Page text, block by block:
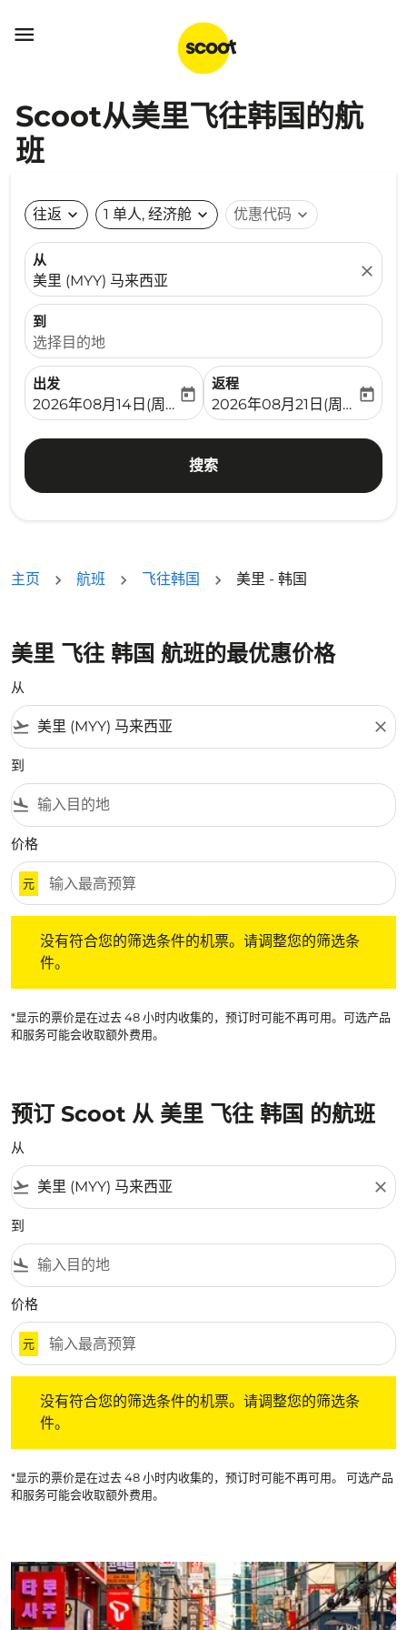

Scoot从美里飞往韩国的航
班
往返 expand_more 1 单人, 经济舱 expand_more 优惠代码 expand_more
从
美里 (MYY) 马来西亚
close
到
选择目的地
出发
fc-booking-departure-date-aria-label
2026年08月14日(周五)
today
返程
fc-booking-return-date-
2026年08月21日(周五)
today
搜索
主页 航班 飞往韩国 美里 - 韩国
美里 飞往 韩国 航班的最优惠价格
从
flight_takeoff close
到
flight_land
价格
元
没有符合您的筛选条件的机票。请调整您的筛选条
件。
*显示的票价是在过去 48 小时内收集的，预订时可能不再可用。可选产品
和服务可能会收取额外费用。
预订 Scoot 从 美里 飞往 韩国 的航班
从
flight_takeoff close
到
flight_land
价格
元
没有符合您的筛选条件的机票。请调整您的筛选条
件。
*显示的票价是在过去 48 小时内收集的，预订时可能不再可用。 可选产品
和服务可能会收取额外费用。